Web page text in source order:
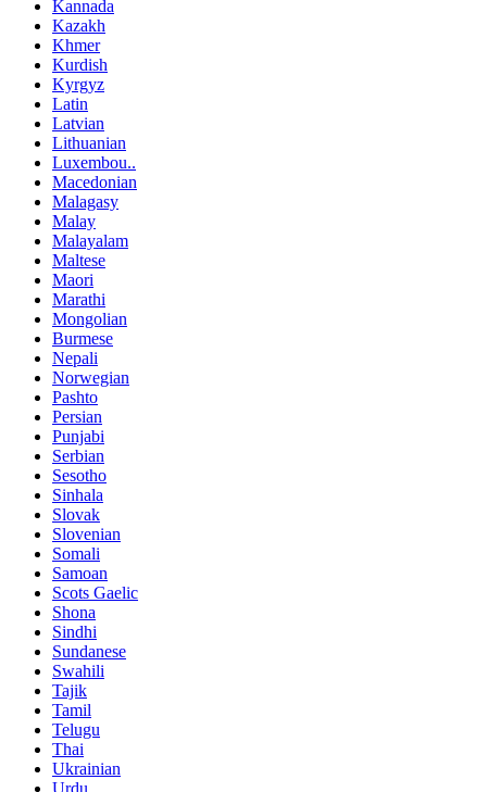
Kannada
Kazakh
Khmer
Kurdish
Kyrgyz
Latin
Latvian
Lithuanian
Luxembou..
Macedonian
Malagasy
Malay
Malayalam
Maltese
Maori
Marathi
Mongolian
Burmese
Nepali
Norwegian
Pashto
Persian
Punjabi
Serbian
Sesotho
Sinhala
Slovak
Slovenian
Somali
Samoan
Scots Gaelic
Shona
Sindhi
Sundanese
Swahili
Tajik
Tamil
Telugu
Thai
Ukrainian
Urdu